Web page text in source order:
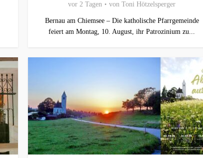
vor 2 Tagen von Toni Hötzelsperger
Bernau am Chiemsee – Die katholische Pfarrgemeinde
feiert am Montag, 10. August, ihr Patrozinium zu...